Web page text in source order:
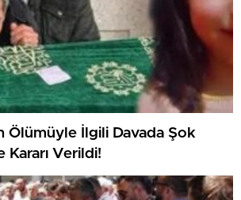
Ölümüyle İlgili Davada Şok
Kararı Verildi!